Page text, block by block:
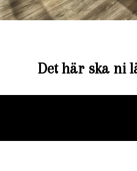
Det här ska ni